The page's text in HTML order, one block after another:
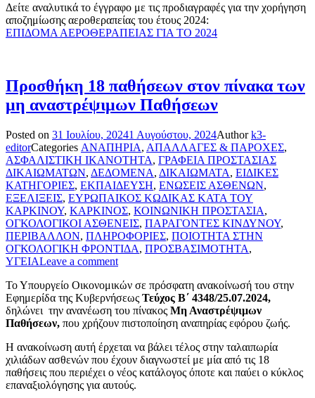
Δείτε αναλυτικά το έγγραφο με τις προδιαγραφές για την χορήγηση
αποζημίωσης αεροθεραπείας του έτους 2024:
ΕΠΙΔΟΜΑ ΑΕΡΟΘΕΡΑΠΕΙΑΣ ΓΙΑ ΤΟ 2024
Προσθήκη 18 παθήσεων στον πίνακα των
μη αναστρέψιμων Παθήσεων
Posted on 31 Ιουλίου, 20241 Αυγούστου, 2024Authork3-
editorCategories ΑΝΑΠΗΡΙΑ, ΑΠΑΛΛΑΓΕΣ & ΠΑΡΟΧΕΣ,
ΑΣΦΑΛΙΣΤΙΚΗ ΙΚΑΝΟΤΗΤΑ, ΓΡΑΦΕΙΑ ΠΡΟΣΤΑΣΙΑΣ
ΔΙΚΑΙΩΜΑΤΩΝ, ΔΕΔΟΜΕΝΑ, ΔΙΚΑΙΩΜΑΤΑ, ΕΙΔΙΚΕΣ
ΚΑΤΗΓΟΡΙΕΣ, ΕΚΠΑΙΔΕΥΣΗ, ΕΝΩΣΕΙΣ ΑΣΘΕΝΩΝ,
ΕΞΕΛΙΞΕΙΣ, ΕΥΡΩΠΑΙΚΟΣ ΚΩΔΙΚΑΣ ΚΑΤΑ ΤΟΥ
ΚΑΡΚΙΝΟΥ, ΚΑΡΚΙΝΟΣ, ΚΟΙΝΩΝΙΚΗ ΠΡΟΣΤΑΣΙΑ,
ΟΓΚΟΛΟΓΙΚΟΙ ΑΣΘΕΝΕΙΣ, ΠΑΡΑΓΟΝΤΕΣ ΚΙΝΔΥΝΟΥ,
ΠΕΡΙΒΑΛΛΟΝ, ΠΛΗΡΟΦΟΡΙΕΣ, ΠΟΙΟΤΗΤΑ ΣΤΗΝ
ΟΓΚΟΛΟΓΙΚΗ ΦΡΟΝΤΙΔΑ, ΠΡΟΣΒΑΣΙΜΟΤΗΤΑ,
ΥΓΕΙΑLeave a comment
Το Υπουργείο Οικονομικών σε πρόσφατη ανακοίνωσή του στην
Εφημερίδα της Κυβερνήσεως Τεύχος Β΄ 4348/25.07.2024,
δηλώνει την ανανέωση του πίνακος Μη Αναστρέψιμων
Παθήσεων, που χρήζουν πιστοποίηση αναπηρίας εφόρου ζωής.
Η ανακοίνωση αυτή έρχεται να βάλει τέλος στην ταλαιπωρία
χιλιάδων ασθενών που έχουν διαγνωστεί με μία από τις 18
παθήσεις που περιέχει ο νέος κατάλογος όποτε και παύει ο κύκλος
επαναξιολόγησης για αυτούς.